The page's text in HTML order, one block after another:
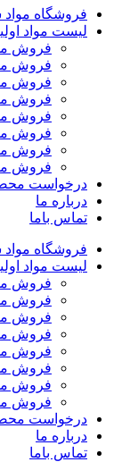
فروشگاه مواد
لیست مواد اولیه
فروش
فروش
فروش
فروش
فروش
فروش
فروش
فروش
درخواست
درباره ما
تماس باما
فروشگاه مواد
لیست مواد اولیه
فروش
فروش
فروش
فروش
فروش
فروش
فروش
فروش
درخواست
درباره ما
تماس باما